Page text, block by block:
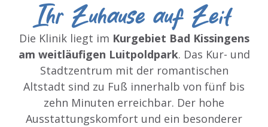
Ihr Zuhause auf Zeit
Die Klinik liegt im Kurgebiet Bad Kissingens
am weitläufigen Luitpoldpark. Das Kur- und
Stadtzentrum mit der romantischen
Altstadt sind zu Fuß innerhalb von fünf bis
zehn Minuten erreichbar. Der hohe
Ausstattungskomfort und ein besonderer